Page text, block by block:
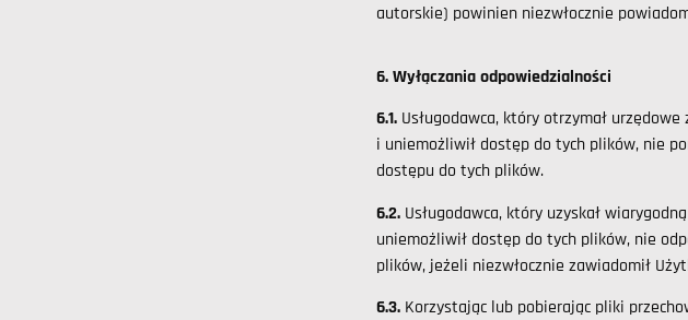
autorskie) powinien niezwłocznie
6. Wyłączania odpowiedzialności
6.1. Usługodawca, który otrzymał
i uniemożliwił dostęp do tych plików, nie
dostępu do tych plików.
6.2. Usługodawca, który uzyskał
uniemożliwił dostęp do tych plików, nie
plików, jeżeli niezwłocznie zawiadomił
6.3. Korzystając lub pobierając pliki